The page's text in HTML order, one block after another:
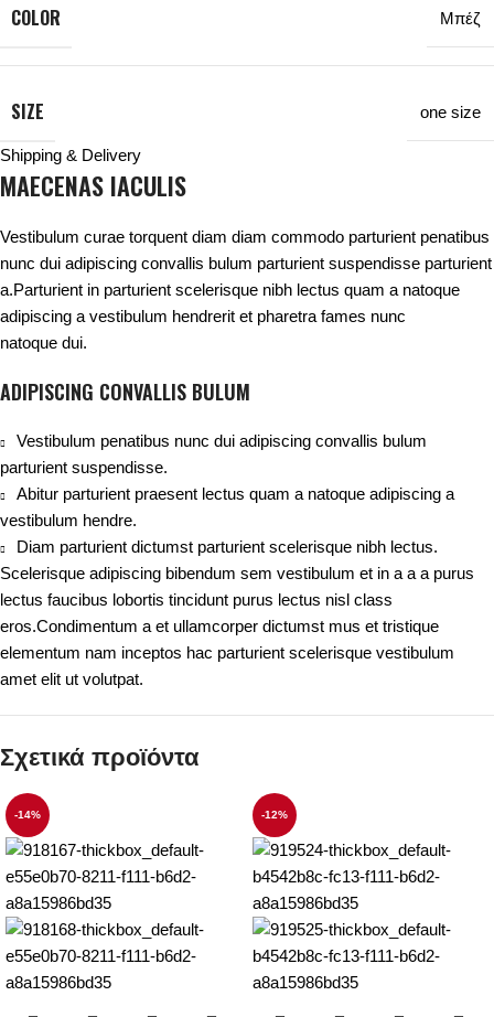
COLOR Μπέζ
SIZE one size
Shipping & Delivery
MAECENAS IACULIS
Vestibulum curae torquent diam diam commodo parturient penatibus
nunc dui adipiscing convallis bulum parturient suspendisse parturient
a.Parturient in parturient scelerisque nibh lectus quam a natoque
adipiscing a vestibulum hendrerit et pharetra fames nunc
natoque dui.
ADIPISCING CONVALLIS BULUM
Vestibulum penatibus nunc dui adipiscing convallis bulum
parturient suspendisse.
Abitur parturient praesent lectus quam a natoque adipiscing a
vestibulum hendre.
Diam parturient dictumst parturient scelerisque nibh lectus.
Scelerisque adipiscing bibendum sem vestibulum et in a a a purus
lectus faucibus lobortis tincidunt purus lectus nisl class
eros.Condimentum a et ullamcorper dictumst mus et tristique
elementum nam inceptos hac parturient scelerisque vestibulum
amet elit ut volutpat.
Σχετικά προϊόντα
-14% -12%